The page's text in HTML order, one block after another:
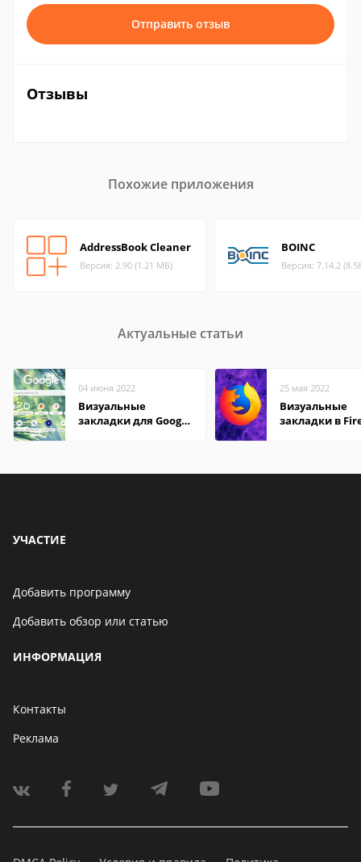
Отправить отзыв
Отзывы
Похожие приложения
AddressBook Cleaner
Версия: 2.90 (1.21 МБ)
BOINC
Версия: 7.14.2
Актуальные статьи
04 июня 2022
Визуальные
закладки для Google
25 мая 2022
Визуальные
закладки в
УЧАСТИЕ
Добавить программу
Добавить обзор или статью
ИНФОРМАЦИЯ
Контакты
Реклама